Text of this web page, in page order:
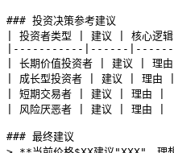
### 投资决策参考建议
| 投资者类型 | 建议 | 核心逻
|-----------|------
| 长期价值投资者 | 建议 | 理
| 成长型投资者 | 建议 | 理由 |
| 短期交易者 | 建议 | 理由 |
| 风险厌恶者 | 建议 | 理由 |
### 最终建议